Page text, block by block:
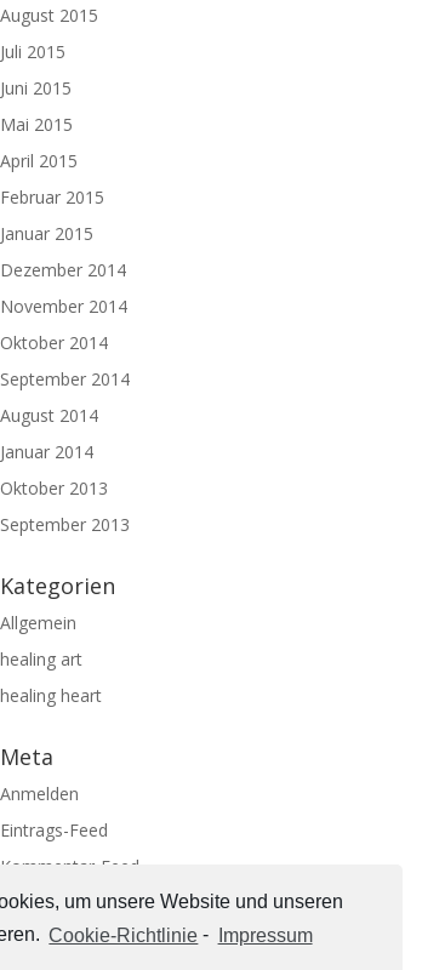
um unsere Website und unseren
Cookie-Richtlinie - Impressum
August 2015
Juli 2015
Juni 2015
Mai 2015
April 2015
Februar 2015
Januar 2015
Dezember 2014
November 2014
Oktober 2014
September 2014
August 2014
Januar 2014
Oktober 2013
September 2013
Kategorien
Allgemein
healing art
healing heart
Meta
Anmelden
Eintrags-Feed
Kommentar-Feed
WordPress.org